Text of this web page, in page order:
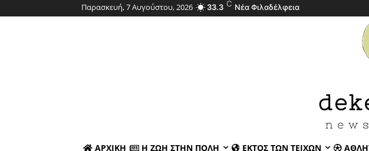
Παρασκευή, 7 Αυγούστου, 2026 33.3 C Νέα Φιλαδέλφεια
ΑΡΧΙΚΉ Η ΖΩΉ ΣΤΗΝ ΠΌΛΗ ΕΚΤΌΣ ΤΩΝ ΤΕΙΧΏΝ